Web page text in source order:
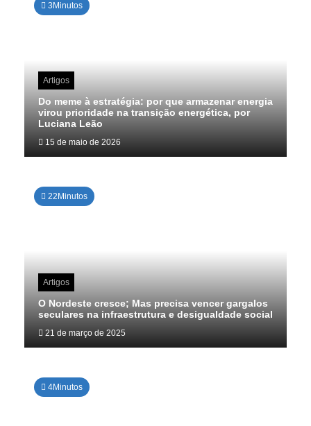
3Minutos
Artigos
Do meme à estratégia: por que armazenar energia
virou prioridade na transição energética, por
Luciana Leão
15 de maio de 2026
22Minutos
Artigos
O Nordeste cresce; Mas precisa vencer gargalos
seculares na infraestrutura e desigualdade social
21 de março de 2025
4Minutos